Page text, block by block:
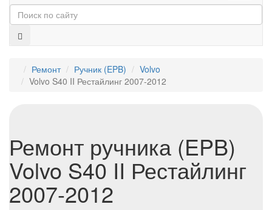
Ремонт ⁠Ручник (EPB)
Volvo
Volvo S40 II Рестайлинг 2007-2012
Ремонт ручника (EPB)
Volvo S40 II Рестайлинг
2007-2012